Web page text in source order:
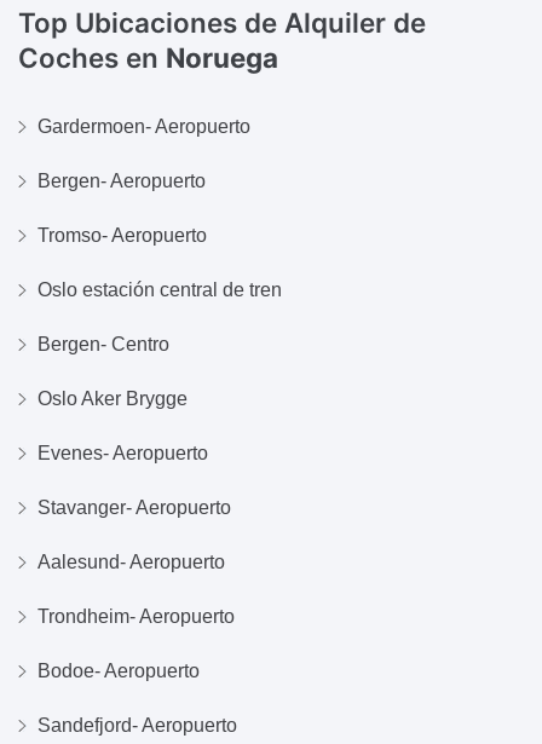
Top Ubicaciones de Alquiler de
Coches en Noruega
Gardermoen- Aeropuerto
Bergen- Aeropuerto
Tromso- Aeropuerto
Oslo estación central de tren
Bergen- Centro
Oslo Aker Brygge
Evenes- Aeropuerto
Stavanger- Aeropuerto
Aalesund- Aeropuerto
Trondheim- Aeropuerto
Bodoe- Aeropuerto
Sandefjord- Aeropuerto